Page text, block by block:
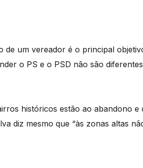
de um vereador é o principal
o PS e o PSD não são
históricos estão ao abandono e
diz mesmo que “às zonas altas